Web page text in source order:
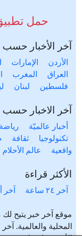
حمل
آخر الأخبار حسب
الأردن الإمارات
العراق
المغرب
فلسطين
لبنان
آخر الاخبار
أخبار عالميّة
تكنولوجيا
ثقافة
واقعية
عالم الأحلام
الأكثر قراءة
آخر ٢٤ ساعة آخر
موقع آخر خبر يتيح لك
المحلية والعالمية.